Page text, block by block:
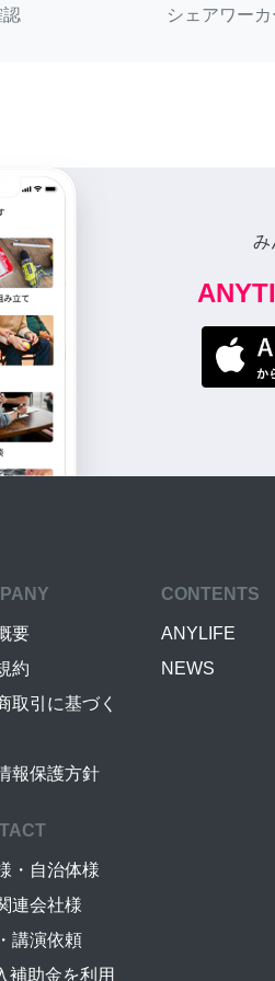
シェアワー
み
要
約
取引に基づく
報保護方針
CONTENTS
ANYLIFE
NEWS
・自治体様
連会社様
講演依頼
補助金を利用